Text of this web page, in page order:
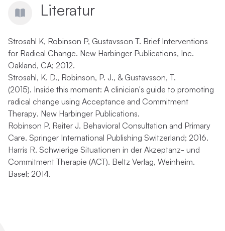
Literatur
Strosahl K, Robinson P, Gustavsson T. Brief Interventions
for Radical Change. New Harbinger Publications, Inc.
Oakland, CA; 2012.
Strosahl, K. D., Robinson, P. J., & Gustavsson, T.
(2015). Inside this moment: A clinician's guide to promoting
radical change using Acceptance and Commitment
Therapy. New Harbinger Publications.
Robinson P, Reiter J. Behavioral Consultation and Primary
Care. Springer International Publishing Switzerland; 2016.
Harris R. Schwierige Situationen in der Akzeptanz- und
Commitment Therapie (ACT). Beltz Verlag, Weinheim.
Basel; 2014.